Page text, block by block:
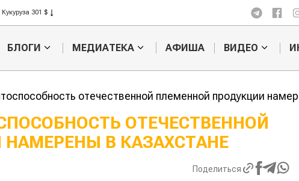
Рис 408 $
Пшеница 423 $
БЛОГИ МЕДИАТЕКА АФИША ВИДЕО
отечественной племенной продукции
ОТЕЧЕСТВЕННОЙ
В КАЗАХСТАНЕ
Поделиться
Казахстанское
Картофельные
жука будут выжигать
лазером